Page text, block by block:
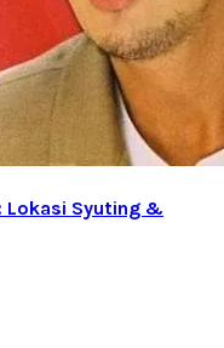
Lokasi Syuting &